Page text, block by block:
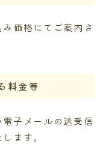
価格にてご案内さ
料金等
子メールの送受信
ます。